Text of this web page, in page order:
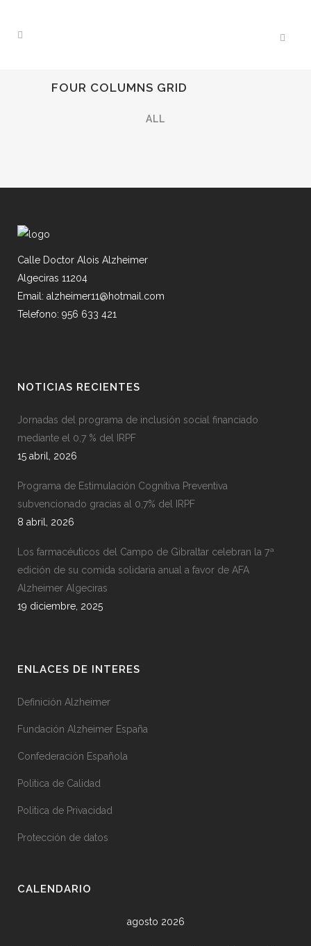
FOUR COLUMNS GRID
ALL
Calle Doctor Alois Alzheimer
Algeciras 11204
Email: alzheimer11@hotmail.com
Telefono: 956 633 421
NOTICIAS RECIENTES
Jornadas del programa de inclusión social financiado
mediante el 0,7 % del IRPF
15 abril, 2026
Programa de Estimulación Cognitiva Preventiva
subvencionado gracias al 0,7% del IRPF
8 abril, 2026
Los farmacéuticos del Campo de Gibraltar celebran la 7ª
edición de su comida solidaria anual a favor de AFA
Alzheimer Algeciras
19 diciembre, 2025
ENLACES DE INTERES
Definición Alzheimer
Fundación Alzheimer España
Confederación Española
Politica de Calidad
Politica de Privacidad
Protección de datos
CALENDARIO
agosto 2026